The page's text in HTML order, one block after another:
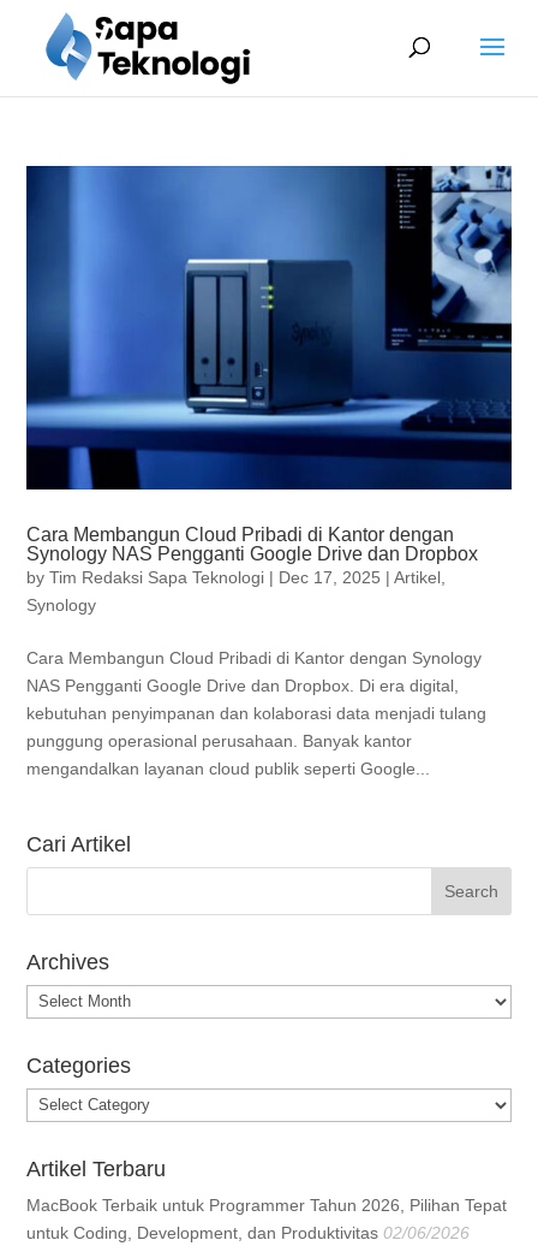
Cara Membangun Cloud Pribadi di Kantor dengan
Synology NAS Pengganti Google Drive dan Dropbox
byTim Redaksi Sapa Teknologi | Dec 17, 2025 |Artikel
Synology
Cara Membangun Cloud Pribadi di Kantor dengan Synology
NAS Pengganti Google Drive dan Dropbox. Di era digital,
kebutuhan penyimpanan dan kolaborasi data menjadi tulang
punggung operasional perusahaan. Banyak kantor
mengandalkan layanan cloud publik seperti Google...
Cari Artikel
Archives
Archives
Categories
Categories
Artikel Terbaru
MacBook Terbaik untuk Programmer Tahun 2026, Pilihan Tepat
untuk Coding, Development, dan Produktivitas 02/06/2026